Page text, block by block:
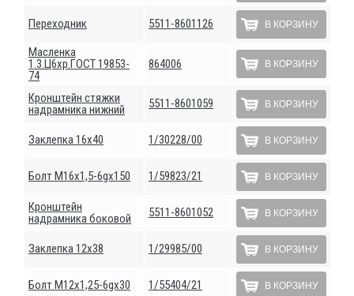
Переходник 5511-8601126 В КОРЗИНУ
Масленка
1.3.Ц6хр.ГОСТ 19853-
74
864006 В КОРЗИНУ
Кронштейн стяжки
надрамника нижний
5511-8601059 В КОРЗИНУ
Заклепка 16х40 1/30228/00 В КОРЗИНУ
Болт М16х1,5-6gх150 1/59823/21 В КОРЗИНУ
Кронштейн
надрамника боковой
5511-8601052 В КОРЗИНУ
Заклепка 12х38 1/29985/00 В КОРЗИНУ
Болт М12х1,25-6gх30 1/55404/21 В КОРЗИНУ